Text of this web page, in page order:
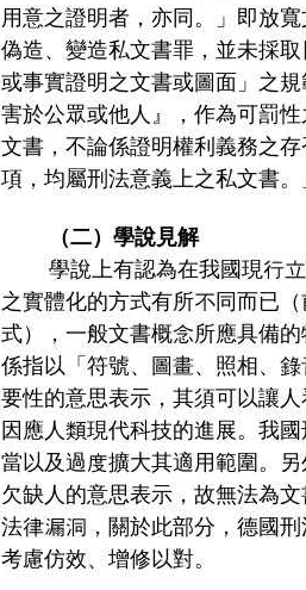
用意之證明者，亦同。」即放
偽造、變造私文書罪，並未採
或事實證明之文書或圖面」之
害於公眾或他人』，作為可罰
文書，不論係證明權利義務之
項，均屬刑法意義上之私文書。
（二）學說見解
學說上有認為在我國現行
之實體化的方式有所不同而已
式），一般文書概念所應具備
係指以「符號、圖畫、照相、
要性的意思表示，其須可以讓
因應人類現代科技的進展。我
當以及過度擴大其適用範圍。
欠缺人的意思表示，故無法為
法律漏洞，關於此部分，德國
考慮仿效、增修以對。